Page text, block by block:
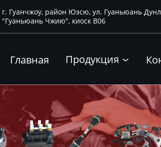
г. Гуанчжоу, район Юэсю, ул. Гуаньюань
"Гуаньюань Чжию", киоск B06
Главная Продукция 